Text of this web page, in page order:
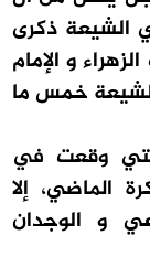
الشيعة ذكرى
و الإمام
خمس ما
وقعت في
الماضي، إلا
و الوجدان